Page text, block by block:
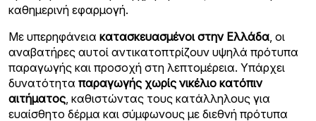
καθημερινή εφαρμογή.
Με υπερηφάνεια κατασκευασμένοι στην Ελλάδα, οι
αναβατήρες αυτοί αντικατοπτρίζουν υψηλά πρότυπα
παραγωγής και προσοχή στη λεπτομέρεια. Υπάρχει
δυνατότητα παραγωγής χωρίς νικέλιο κατόπιν
αιτήματος, καθιστώντας τους κατάλληλους για
ευαίσθητο δέρμα και σύμφωνους με διεθνή πρότυπα